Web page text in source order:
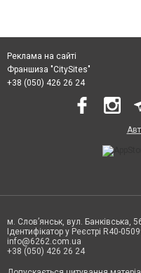
Реклама на сайті
Франшиза "CitySites"
+38 (050) 426 26 24
м. Слов’янськ, вул. Банківська,
Ідентифікатор у Реєстрі R40-
info@6262.com.ua
+38 (050) 426 26 24